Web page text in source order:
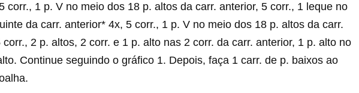
corr., 1 p. V no meio dos 18 p. altos da carr. anterior, 5 corr., 1 leque no
da carr. anterior* 4x, 5 corr., 1 p. V no meio dos 18 p. altos da carr.
corr., 2 p. altos, 2 corr. e 1 p. alto nas 2 corr. da carr. anterior, 1 p. alto no
Continue seguindo o gráfico 1. Depois, faça 1 carr. de p. baixos ao